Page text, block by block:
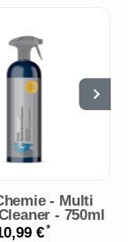
- Multi
- 750ml
€*